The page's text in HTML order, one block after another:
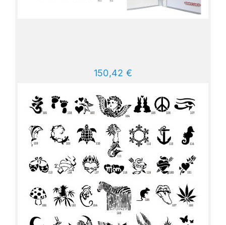
150,42 €
In den Warenkorb